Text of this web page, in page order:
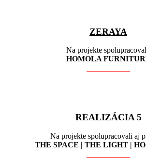
ZERAYA
Na projekte
HOMOLA
REALIZÁCIA 5
Na projekte spolupracovali aj
THE SPACE | THE LIGHT |